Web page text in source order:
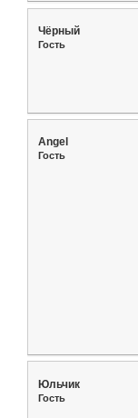
Чёрный
Гость
Angel
Гость
Юльчик
Гость